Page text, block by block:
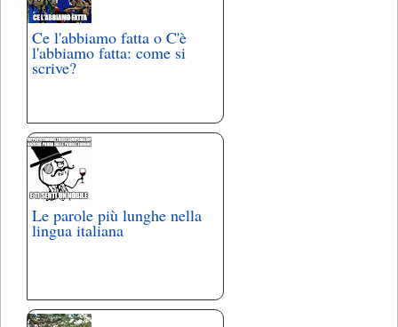
Ce l'abbiamo fatta o C'è
l'abbiamo fatta: come si
scrive?
Le parole più lunghe nella
lingua italiana